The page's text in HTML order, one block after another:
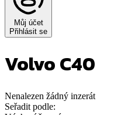
Můj účet
Přihlásit se
Volvo C40
Nenalezen žádný inzerát
Seřadit podle: